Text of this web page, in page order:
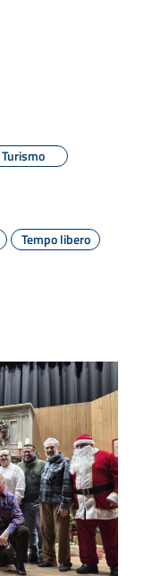
Turismo
Tempo libero